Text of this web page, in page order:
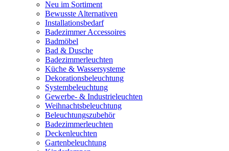
Neu im Sortiment
Bewusste Alternativen
Installationsbedarf
Badezimmer Accessoires
Badmöbel
Bad & Dusche
Badezimmerleuchten
Küche & Wassersysteme
Dekorationsbeleuchtung
Systembeleuchtung
Gewerbe- & Industrieleuchten
Weihnachtsbeleuchtung
Beleuchtungszubehör
Badezimmerleuchten
Deckenleuchten
Gartenbeleuchtung